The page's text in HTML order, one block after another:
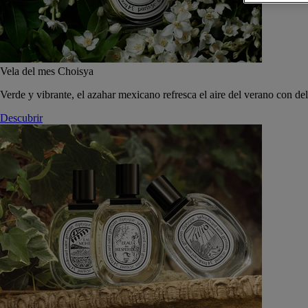
Vela del mes Choisya
Verde y vibrante, el azahar mexicano refresca el aire del verano con
Descubrir